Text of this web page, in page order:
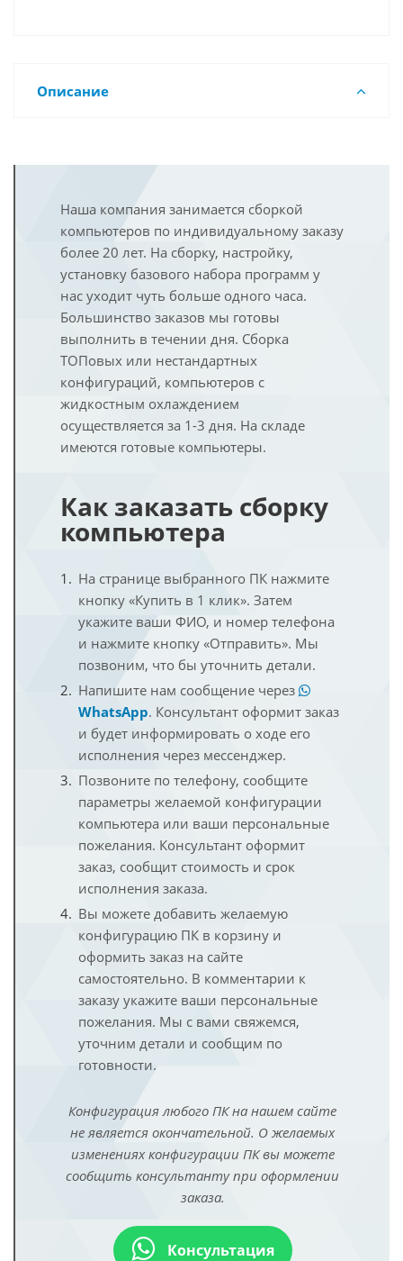
Описание
Наша компания занимается сборкой
компьютеров по индивидуальному заказу
более 20 лет. На сборку, настройку,
установку базового набора программ у
нас уходит чуть больше одного часа.
Большинство заказов мы готовы
выполнить в течении дня. Сборка
ТОПовых или нестандартных
конфигураций, компьютеров с
жидкостным охлаждением
осуществляется за 1-3 дня. На складе
имеются готовые компьютеры.
Как заказать сборку
компьютера
На странице выбранного ПК нажмите
кнопку «Купить в 1 клик». Затем
укажите ваши ФИО, и номер телефона
и нажмите кнопку «Отправить». Мы
позвоним, что бы уточнить детали.
Напишите нам сообщение через
WhatsApp. Консультант оформит заказ
и будет информировать о ходе его
исполнения через мессенджер.
Позвоните по телефону, сообщите
параметры желаемой конфигурации
компьютера или ваши персональные
пожелания. Консультант оформит
заказ, сообщит стоимость и срок
исполнения заказа.
Вы можете добавить желаемую
конфигурацию ПК в корзину и
оформить заказ на сайте
самостоятельно. В комментарии к
заказу укажите ваши персональные
пожелания. Мы с вами свяжемся,
уточним детали и сообщим по
готовности.
Конфигурация любого ПК на нашем сайте
не является окончательной. О желаемых
изменениях конфигурации ПК вы можете
сообщить консультанту при оформлении
заказа.
Консультация